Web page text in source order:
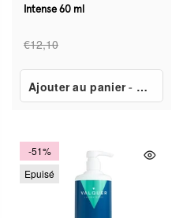
Intense 60 ml
€12,10
Ajouter au panier- €6,90
-51%
Epuisé